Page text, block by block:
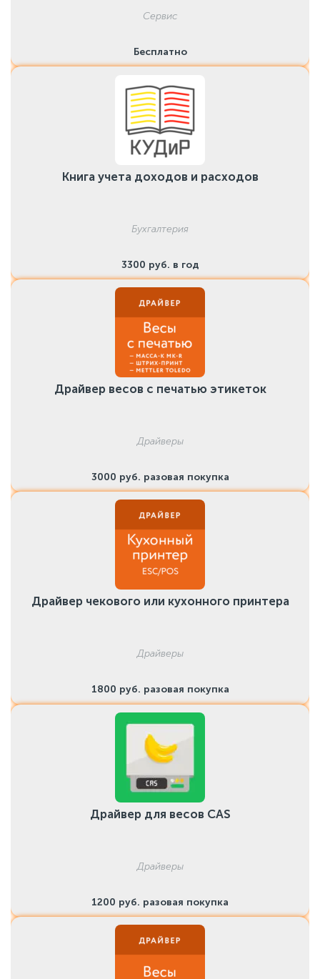
Сервис
Бесплатно
Книга учета доходов и расходов
Бухгалтерия
3300 руб. в год
Драйвер весов с печатью этикеток
Драйверы
3000 руб. разовая покупка
Драйвер чекового или кухонного принтера
Драйверы
1800 руб. разовая покупка
Драйвер для весов CAS
Драйверы
1200 руб. разовая покупка